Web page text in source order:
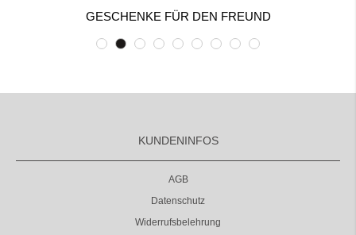
GESCHENKE FÜR DEN FREUND
KUNDENINFOS
AGB
Datenschutz
Widerrufsbelehrung